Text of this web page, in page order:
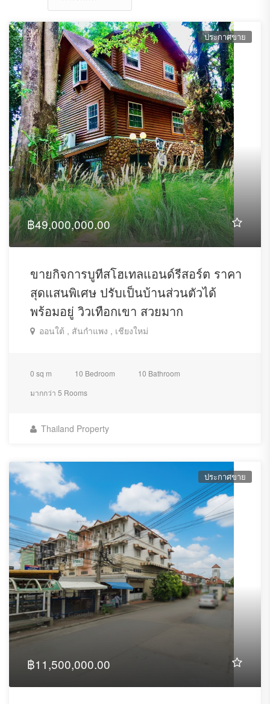
ประกาศขาย
฿49,000,000.00
ขายกิจการบูทีสโฮเทลแอนด์รีสอร์ต ราคา
สุดแสนพิเศษ ปรับเป็นบ้านส่วนตัวได้
พร้อมอยู่ วิวเทือกเขา สวยมาก
ออนใต้ , สันกำแพง , เชียงใหม่
0 sq m 10 Bedroom
10 Bathroom
มากกว่า 5 Rooms
Thailand Property
ประกาศขาย
฿11,500,000.00